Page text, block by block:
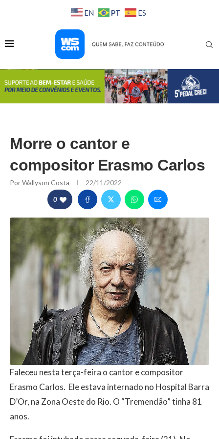
EN PT ES
Morre o cantor e
compositor Erasmo Carlos
PorWallyson Costa 22/11/2022
0
Faleceu nesta terça-feira o cantor e compositor
Erasmo Carlos. Ele estava internado no Hospital Barra
D’Or, na Zona Oeste do Rio. O “Tremendão” tinha 81
anos.